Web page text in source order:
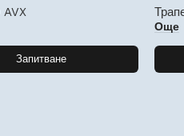
AVX
Запитване
Още